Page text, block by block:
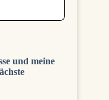
und meine